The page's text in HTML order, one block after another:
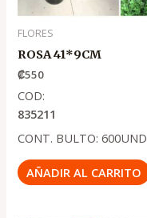
FLORES
ROSA 41*9CM
₡550
COD:
835211
CONT. BULTO: 600UND
AÑADIR AL CARRITO